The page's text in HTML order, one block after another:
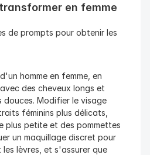
en femme
de prompts pour obtenir les
homme en femme, en
des cheveux longs et
douces. Modifier le visage
féminins plus délicats,
plus petite et des pommettes
un maquillage discret pour
les lèvres, et s'assurer que